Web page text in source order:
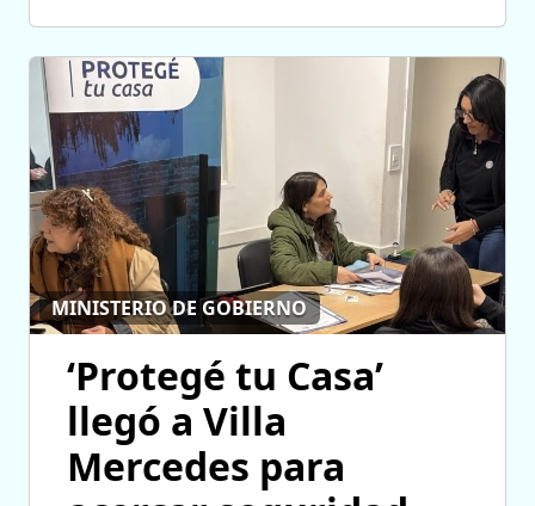
MINISTERIO DE GOBIERNO
‘Protegé tu Casa’
llegó a Villa
Mercedes para